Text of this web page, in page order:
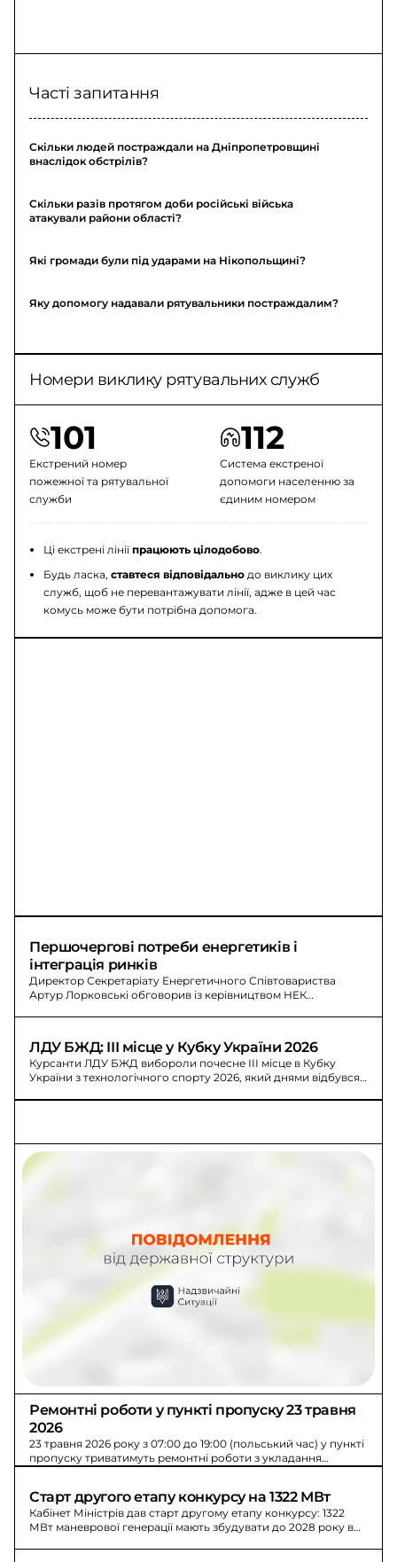
Часті запитання
Скільки людей постраждали на Дніпропетровщині
внаслідок обстрілів?
Скільки разів протягом доби російські війська
атакували райони області?
Які громади були під ударами на Нікопольщині?
Яку допомогу надавали рятувальники постраждалим?
Номери виклику рятувальних служб
101
Екстрений номер
пожежної та рятувальної
служби
112
Система екстреної
допомоги населенню за
єдиним номером
Ці екстрені лініїпрацюють цілодобово.
Будь ласка,ставтеся відповідально до виклику цих
служб, щоб не перевантажувати лінії, адже в цей час
комусь може бути потрібна допомога.
Першочергові потреби енергетиків і
інтеграція ринків
Директор Секретаріату Енергетичного Співтовариства
Артур Лорковські обговорив із керівництвом НЕК
ЛДУ БЖД: ІІІ місце у Кубку України 2026
Курсанти ЛДУ БЖД вибороли почесне ІІІ місце в Кубку
України з технологічного спорту 2026, який днями відбувся
Ремонтні роботи у пункті пропуску 23 травня
2026
23 травня 2026 року з 07:00 до 19:00 (польський час) у пункті
пропуску триватимуть ремонтні роботи з укладання
Старт другого етапу конкурсу на 1322 МВт
Кабінет Міністрів дав старт другому етапу конкурсу: 1322
МВт маневрової генерації мають збудувати до 2028 року в